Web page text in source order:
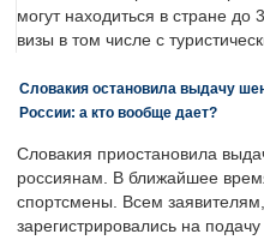
могут находиться в стране
визы в том числе с
Словакия остановила выдачу
России: а кто вообще дает?
Словакия приостановила
россиянам. В ближайшее
спортсмены. Всем
зарегистрировались на